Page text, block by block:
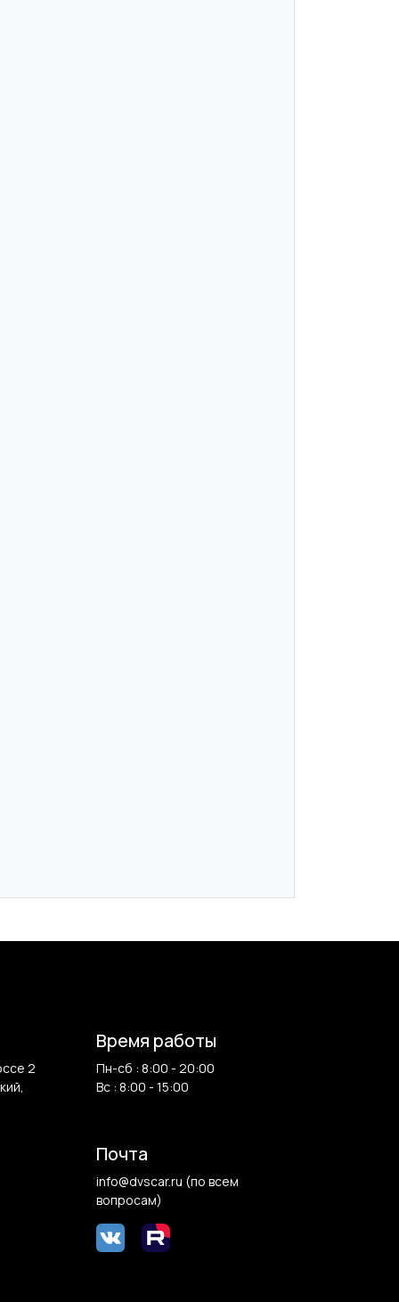
2
Время работы
Пн-сб : 8:00 - 20:00
Вс : 8:00 - 15:00
Почта
info@dvscar.ru (по всем
вопросам)